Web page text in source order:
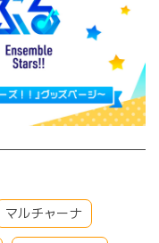
マルチャーナ